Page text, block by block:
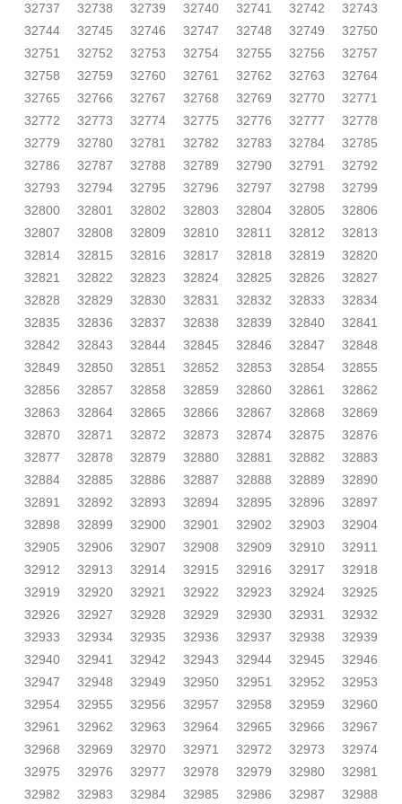
32737
32738 32739 32740 32741 32742
32743
32744
32745 32746 32747 32748 32749
32750
32751
32752 32753 32754 32755 32756
32757
32758
32759 32760 32761 32762 32763
32764
32765
32766 32767 32768 32769 32770
32771
32772
32773 32774 32775 32776 32777
32778
32779
32780 32781 32782 32783 32784
32785
32786
32787 32788 32789 32790 32791
32792
32793
32794 32795 32796 32797 32798
32799
32800
32801 32802 32803 32804 32805
32806
32807
32808 32809 32810 32811 32812
32813
32814
32815 32816 32817 32818 32819
32820
32821
32822 32823 32824 32825 32826
32827
32828
32829 32830 32831 32832 32833
32834
32835
32836 32837 32838 32839 32840
32841
32842
32843 32844 32845 32846 32847
32848
32849
32850 32851 32852 32853 32854
32855
32856
32857 32858 32859 32860 32861
32862
32863
32864 32865 32866 32867 32868
32869
32870
32871 32872 32873 32874 32875
32876
32877
32878 32879 32880 32881 32882
32883
32884
32885 32886 32887 32888 32889
32890
32891
32892 32893 32894 32895 32896
32897
32898
32899 32900 32901 32902 32903
32904
32905
32906 32907 32908 32909 32910
32911
32912
32913 32914 32915 32916 32917
32918
32919
32920 32921 32922 32923 32924
32925
32926
32927 32928 32929 32930 32931
32932
32933
32934 32935 32936 32937 32938
32939
32940
32941 32942 32943 32944 32945
32946
32947
32948 32949 32950 32951 32952
32953
32954
32955 32956 32957 32958 32959
32960
32961
32962 32963 32964 32965 32966
32967
32968
32969 32970 32971 32972 32973
32974
32975
32976 32977 32978 32979 32980
32981
32982
32983 32984 32985 32986 32987 32988